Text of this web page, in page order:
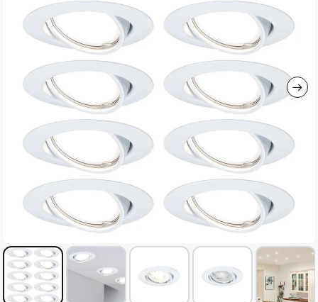
billedgalleriet